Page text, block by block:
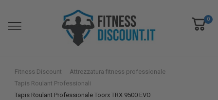
0
Fitness Discount
Attrezzatura fitness professionale
Tapis Roulant Professionali
Tapis Roulant Professionale Toorx TRX 9500 EVO